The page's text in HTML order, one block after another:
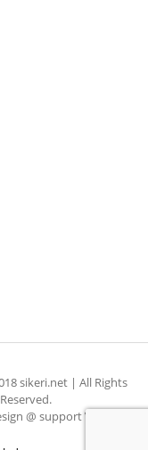
sikeri.net | All Rights
Reserved.
@ supportWebOps